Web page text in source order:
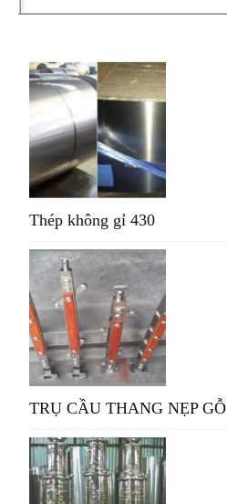
Thép không gỉ 430
TRỤ CẦU THANG NẸP GỖ